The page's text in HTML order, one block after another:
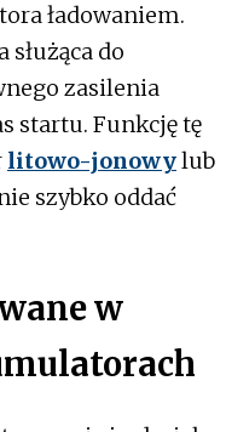
ładowaniem.
do
zasilenia
startu. Funkcję tę
litowo-jonowylub
szybko oddać
w